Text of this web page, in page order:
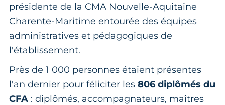
présidente de la CMA Nouvelle-Aquitaine
Charente-Maritime entourée des équipes
administratives et pédagogiques de
l'établissement.
Près de 1 000 personnes étaient présentes
l'an dernier pour féliciter les 806 diplômés du
CFA : diplômés, accompagnateurs, maîtres